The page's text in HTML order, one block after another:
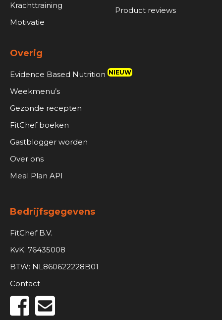
Krachttraining
Motivatie
Product reviews
Overig
Evidence Based Nutrition NIEUW
Weekmenu’s
Gezonde recepten
FitChef boeken
Gastblogger worden
Over ons
Meal Plan API
Bedrijfsgegevens
FitChef B.V.
KvK: 76435008
BTW: NL860622228B01
Contact